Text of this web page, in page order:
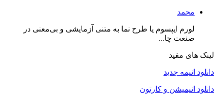
محمد
لورم ایپسوم یا طرح‌ نما به متنی آزمایشی و بی‌معنی در
صنعت چا...
لینک های مفید
دانلود انیمه جدید
دانلود انیمیشن و کارتون